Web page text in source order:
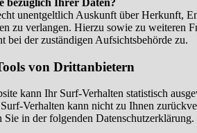
bezüglich Ihrer Daten?
unentgeltlich Auskunft über Herkunft,
zu verlangen. Hierzu sowie zu weiteren
bei der zuständigen Aufsichtsbehörde zu.
von Drittanbietern
kann Ihr Surf-Verhalten statistisch
Verhalten kann nicht zu Ihnen
in der folgenden Datenschutzerklärung.